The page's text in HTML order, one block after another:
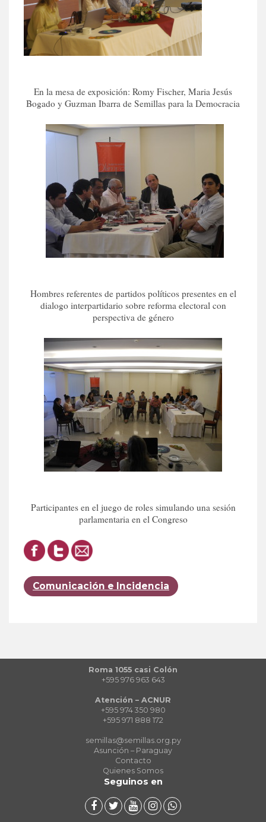
En la mesa de exposición: Romy Fischer, Maria Jesús
Bogado y Guzman Ibarra de Semillas para la Democracia
Hombres referentes de partidos políticos presentes en el
dialogo interpartidario sobre reforma electoral con
perspectiva de género
Participantes en el juego de roles simulando una sesión
parlamentaria en el Congreso
Comunicación e Incidencia
Roma 1055 casi Colón
+595 976 963 643
Atención – ACNUR
+595 974 350 980
+595 971 888 172
semillas@semillas.org.py
Asunción – Paraguay
Contacto
Quienes Somos
Seguinos en